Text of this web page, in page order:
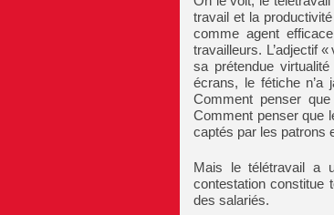
travail et la
comme agent
travailleurs. L’adjectif
sa prétendue
écrans, le fétiche n’a
Comment penser
Comment penser que
captés par les patrons
Mais le télétravail a
contestation constitue
des salariés.